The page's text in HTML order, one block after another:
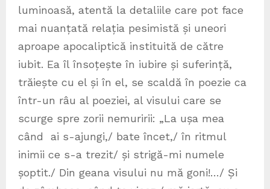
luminoasă, atentă la detaliile care pot face
mai nuanțată relația pesimistă și uneori
aproape apocaliptică instituită de către
iubit. Ea îl însoțește în iubire și suferință,
trăiește cu el și în el, se scaldă în poezie ca
într-un râu al poeziei, al visului care se
scurge spre zorii nemuririi: „La ușa mea
când ai s-ajungi,/ bate încet,/ în ritmul
inimii ce s-a trezit/ și strigă-mi numele
șoptit./ Din geana visului nu mă goni!…/ Și